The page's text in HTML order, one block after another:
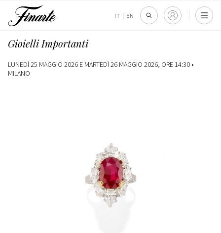
IT | EN
Gioielli Importanti
LUNEDÌ 25 MAGGIO 2026 E MARTEDÌ 26 MAGGIO 2026, ORE 14:30 •
MILANO